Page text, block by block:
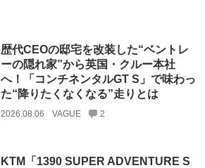
歴代CEOの邸宅を改装した“ベントレ
ーの隠れ家”から英国・クルー本社
へ！「コンチネンタルGT S」で味わっ
た“降りたくなくなる”走りとは
2026.08.06 VAGUE 2
KTM「1390 SUPER ADVENTURE S